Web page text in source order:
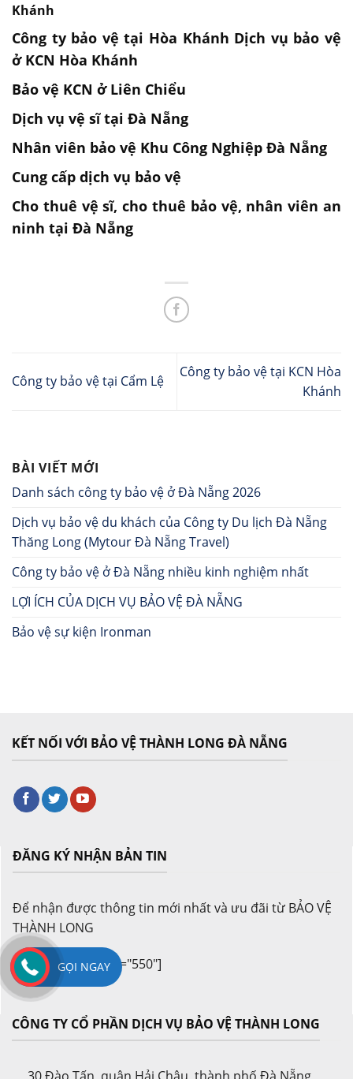
Khánh
Công ty bảo vệ tại Hòa Khánh Dịch vụ bảo vệ
ở KCN Hòa Khánh
Bảo vệ KCN ở Liên Chiểu
Dịch vụ vệ sĩ tại Đà Nẵng
Nhân viên bảo vệ Khu Công Nghiệp Đà Nẵng
Cung cấp dịch vụ bảo vệ
Cho thuê vệ sĩ, cho thuê bảo vệ, nhân viên an
ninh tại Đà Nẵng
Công ty bảo vệ tại Cẩm Lệ
Công ty bảo vệ tại KCN Hòa
Khánh
BÀI VIẾT MỚI
Danh sách công ty bảo vệ ở Đà Nẵng 2026
Dịch vụ bảo vệ du khách của Công ty Du lịch Đà Nẵng
Thăng Long (Mytour Đà Nẵng Travel)
Công ty bảo vệ ở Đà Nẵng nhiều kinh nghiệm nhất
LỢI ÍCH CỦA DỊCH VỤ BẢO VỆ ĐÀ NẴNG
Bảo vệ sự kiện Ironman
KẾT NỐI VỚI BẢO VỆ THÀNH LONG ĐÀ NẴNG
ĐĂNG KÝ NHẬN BẢN TIN
Để nhận được thông tin mới nhất và ưu đãi từ BẢO VỆ
THÀNH LONG
[contact-form-7 id="550"]
CÔNG TY CỔ PHẦN DỊCH VỤ BẢO VỆ THÀNH LONG
GỌI NGAY